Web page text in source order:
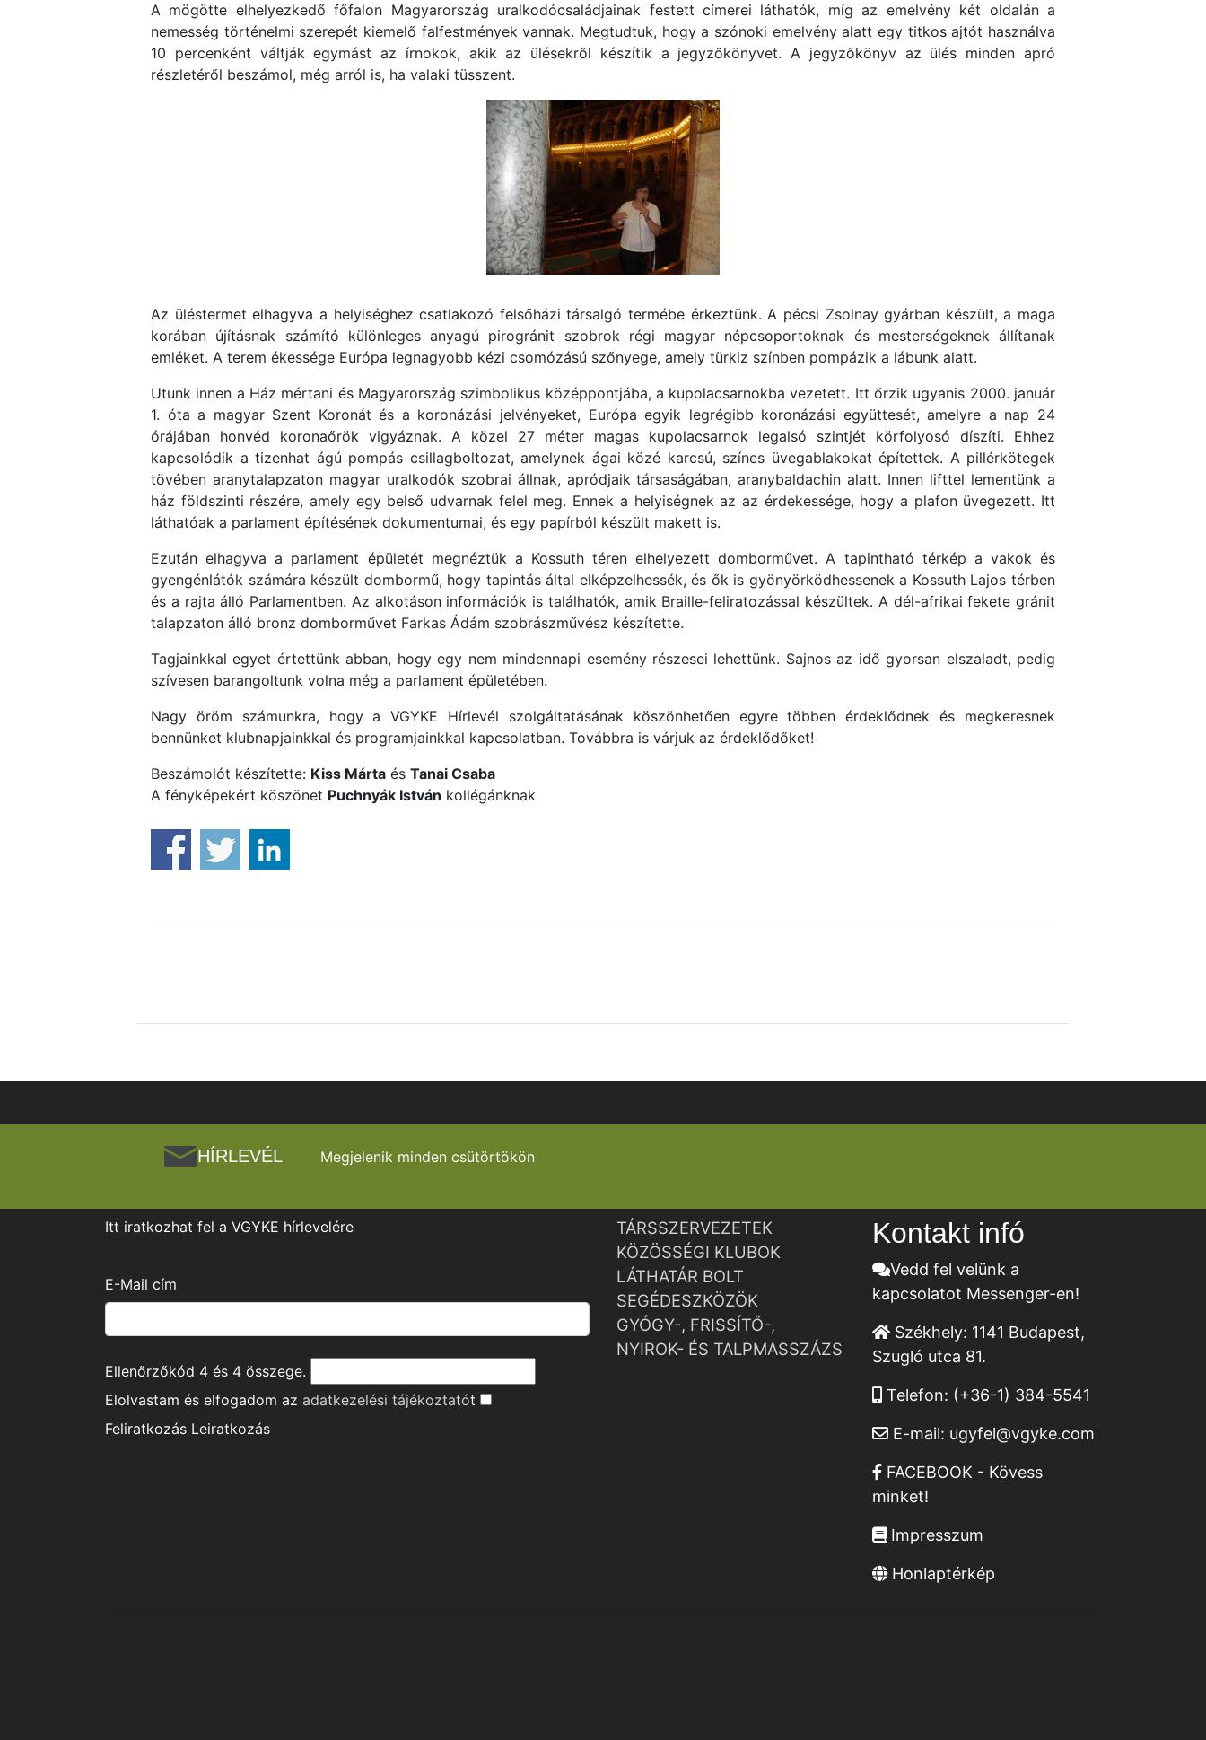
A mögötte elhelyezkedő főfalon Magyarország uralkodócsaládjainak festett címerei láthatók, míg az emelvény két oldalán a
nemesség történelmi szerepét kiemelő falfestmények vannak. Megtudtuk, hogy a szónoki emelvény alatt egy titkos ajtót használva
10 percenként váltják egymást az írnokok, akik az ülésekről készítik a jegyzőkönyvet. A jegyzőkönyv az ülés minden apró
részletéről beszámol, még arról is, ha valaki tüsszent.
Az üléstermet elhagyva a helyiséghez csatlakozó felsőházi társalgó termébe érkeztünk. A pécsi Zsolnay gyárban készült, a maga
korában újításnak számító különleges anyagú pirogránit szobrok régi magyar népcsoportoknak és mesterségeknek állítanak
emléket. A terem ékessége Európa legnagyobb kézi csomózású szőnyege, amely türkiz színben pompázik a lábunk alatt.
Utunk innen a Ház mértani és Magyarország szimbolikus középpontjába, a kupolacsarnokba vezetett. Itt őrzik ugyanis 2000. január
1. óta a magyar Szent Koronát és a koronázási jelvényeket, Európa egyik legrégibb koronázási együttesét, amelyre a nap 24
órájában honvéd koronaőrök vigyáznak. A közel 27 méter magas kupolacsarnok legalsó szintjét körfolyosó díszíti. Ehhez
kapcsolódik a tizenhat ágú pompás csillagboltozat, amelynek ágai közé karcsú, színes üvegablakokat építettek. A pillérkötegek
tövében aranytalapzaton magyar uralkodók szobrai állnak, apródjaik társaságában, aranybaldachin alatt. Innen lifttel lementünk a
ház földszinti részére, amely egy belső udvarnak felel meg. Ennek a helyiségnek az az érdekessége, hogy a plafon üvegezett. Itt
láthatóak a parlament építésének dokumentumai, és egy papírból készült makett is.
Ezután elhagyva a parlament épületét megnéztük a Kossuth téren elhelyezett domborművet. A tapintható térkép a vakok és
gyengénlátók számára készült dombormű, hogy tapintás által elképzelhessék, és ők is gyönyörködhessenek a Kossuth Lajos térben
és a rajta álló Parlamentben. Az alkotáson információk is találhatók, amik Braille-feliratozással készültek. A dél-afrikai fekete gránit
talapzaton álló bronz domborművet Farkas Ádám szobrászművész készítette.
Tagjainkkal egyet értettünk abban, hogy egy nem mindennapi esemény részesei lehettünk. Sajnos az idő gyorsan elszaladt, pedig
szívesen barangoltunk volna még a parlament épületében.
Nagy öröm számunkra, hogy a VGYKE Hírlevél szolgáltatásának köszönhetően egyre többen érdeklődnek és megkeresnek
bennünket klubnapjainkkal és programjainkkal kapcsolatban. Továbbra is várjuk az érdeklődőket!
Beszámolót készítette: Kiss Márta és Tanai Csaba
A fényképekért köszönet Puchnyák István kollégánknak
HÍRLEVÉL Megjelenik minden csütörtökön
Itt iratkozhat fel a VGYKE hírlevelére
E-Mail cím
Ellenőrzőkód 4 és 4 összege.
Elolvastam és elfogadom az adatkezelési tájékoztatót
Feliratkozás Leiratkozás
TÁRSSZERVEZETEK
KÖZÖSSÉGI KLUBOK
LÁTHATÁR BOLT
SEGÉDESZKÖZÖK
GYÓGY-, FRISSÍTŐ-,
NYIROK- ÉS TALPMASSZÁZS
Kontakt infó
Vedd fel velünk a
kapcsolatot Messenger-en!
Székhely: 1141 Budapest,
Szugló utca 81.
Telefon: (+36-1) 384-5541
E-mail: ugyfel@vgyke.com
FACEBOOK - Kövess
minket!
Impresszum
Honlaptérkép